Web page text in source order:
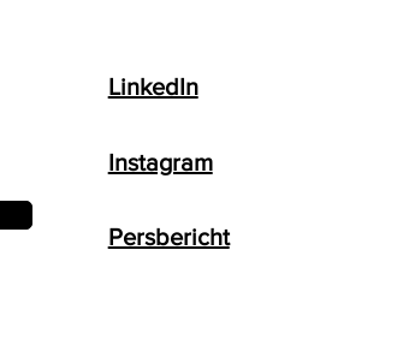
LinkedIn
Instagram
Persbericht